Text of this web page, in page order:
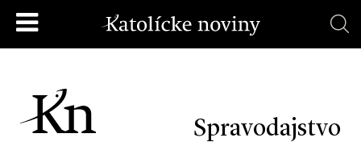
Spravodajstvo